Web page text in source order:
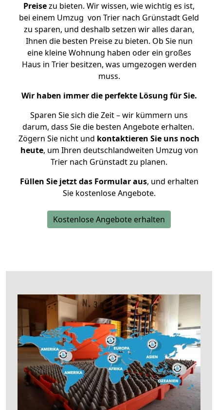
Preisezu bieten. Wir wissen, wie wichtig es ist,
bei einem Umzug von Trier nach Grünstadt Geld
zu sparen, und deshalb setzen wir alles daran,
Ihnen die besten Preise zu bieten. Ob Sie nun
eine kleine Wohnung haben oder ein großes
Haus in Trier besitzen, was umgezogen werden
muss.
Wir haben immer die perfekte Lösung für Sie.
Sparen Sie sich die Zeit – wir kümmern uns
darum, dass Sie die besten Angebote erhalten.
Zögern Sie nicht und kontaktieren Sie uns noch
heute, um Ihren deutschlandweiten Umzug von
Trier nach Grünstadt zu planen.
Füllen Sie jetzt das Formular aus, und erhalten
Sie kostenlose Angebote.
Kostenlose Angebote erhalten